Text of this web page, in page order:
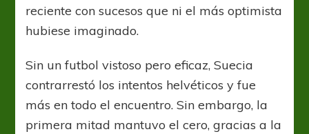
reciente con sucesos que ni el más optimista
hubiese imaginado.
Sin un futbol vistoso pero eficaz, Suecia
contrarrestó los intentos helvéticos y fue
más en todo el encuentro. Sin embargo, la
primera mitad mantuvo el cero, gracias a la